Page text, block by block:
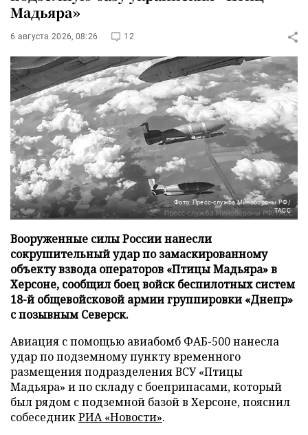
Мадьяра»
6 августа 2026, 08:26 12
Фото: Пресс-служба Минобороны РФ/
ТАСС
Вооруженные силы России нанесли
сокрушительный удар по замаскированному
объекту взвода операторов «Птицы Мадьяра» в
Херсоне, сообщил боец войск беспилотных систем
18-й общевойсковой армии группировки «Днепр»
с позывным Северск.
Авиация с помощью авиабомб ФАБ-500 нанесла
удар по подземному пункту временного
размещения подразделения ВСУ «Птицы
Мадьяра» и по складу с боеприпасами, который
был рядом с подземной базой в Херсоне, пояснил
собеседникРИА «Новости».